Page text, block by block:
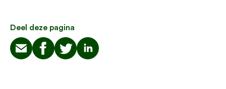
Deel deze pagina